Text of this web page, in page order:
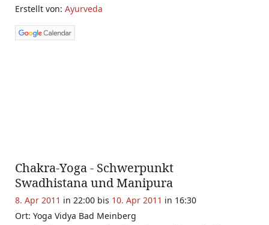
Erstellt von: Ayurveda
Chakra-Yoga - Schwerpunkt
Swadhistana und Manipura
8. Apr 2011 in 22:00 bis 10. Apr 2011 in 16:30
Ort: Yoga Vidya Bad Meinberg